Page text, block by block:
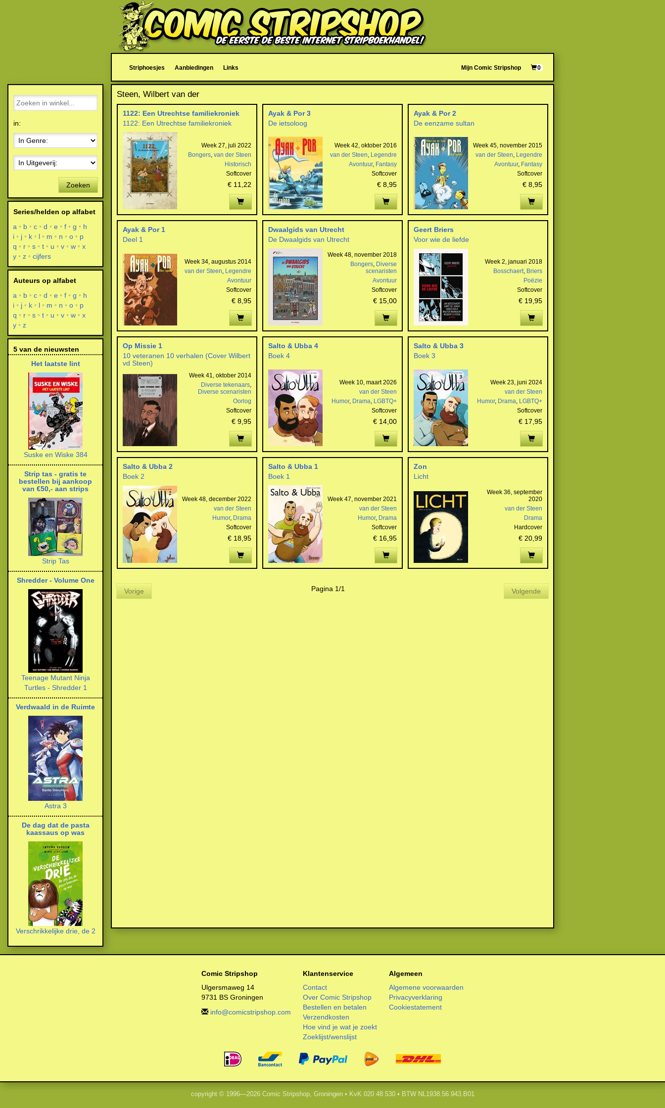
Striphoesjes Aanbiedingen Links Mijn Comic Stripshop 0
Steen, Wilbert van der
1122: Een Utrechtse familiekroniek
1122: Een Utrechtse familiekroniek
Week 27, juli 2022
Bongers, van der Steen
Historisch
Softcover
€ 11,22
Ayak & Por 3
De ietsoloog
Week 42, oktober 2016
van der Steen, Legendre
Avontuur, Fantasy
Softcover
€ 8,95
Ayak & Por 2
De eenzame sultan
Week 45, november 2015
van der Steen, Legendre
Avontuur, Fantasy
Softcover
€ 8,95
Ayak & Por 1
Deel 1
Week 34, augustus 2014
van der Steen, Legendre
Avontuur
Softcover
€ 8,95
Dwaalgids van Utrecht
De Dwaalgids van Utrecht
Week 48, november 2018
Bongers, Diverse
scenaristen
Avontuur
Softcover
€ 15,00
Geert Briers
Voor wie de liefde
Week 2, januari 2018
Bosschaert, Briers
Poëzie
Softcover
€ 19,95
Op Missie 1
10 veteranen 10 verhalen (Cover Wilbert
vd Steen)
Week 41, oktober 2014
Diverse tekenaars,
Diverse scenaristen
Oorlog
Softcover
€ 9,95
Salto & Ubba 4
Boek 4
Week 10, maart 2026
van der Steen
Humor, Drama, LGBTQ+
Softcover
€ 14,00
Salto & Ubba 3
Boek 3
Week 23, juni 2024
van der Steen
Humor, Drama, LGBTQ+
Softcover
€ 17,95
Salto & Ubba 2
Boek 2
Week 48, december 2022
van der Steen
Humor, Drama
Softcover
€ 18,95
Salto & Ubba 1
Boek 1
Week 47, november 2021
van der Steen
Humor, Drama
Softcover
€ 16,95
Zon
Licht
Week 36, september
2020
van der Steen
Drama
Hardcover
€ 20,99
Vorige Pagina 1/1 Volgende
in:
Zoeken
Series/helden op alfabet
a
b c d e f g
h
i
j k l m n o
p
q
r s t u v w
x
y
z cijfers
Auteurs op alfabet
a
b c d e f g
h
i
j k l m n o
p
q
r s t u v w
x
y
z
5 van de nieuwsten
Het laatste lint
Suske en Wiske 384
Strip tas - gratis te
bestellen bij aankoop
van €50,- aan strips
Strip Tas
Shredder - Volume One
Teenage Mutant Ninja
Turtles - Shredder 1
Verdwaald in de Ruimte
Astra 3
De dag dat de pasta
kaassaus op was
Verschrikkelijke drie, de 2
Comic Stripshop
Ulgersmaweg 14
9731 BS Groningen
info@comicstripshop.com
Klantenservice
Contact
Over Comic Stripshop
Bestellen en betalen
Verzendkosten
Hoe vind je wat je zoekt
Zoeklijst/wenslijst
Algemeen
Algemene voorwaarden
Privacyverklaring
Cookiestatement
copyright © 1996—2026 Comic Stripshop, Groningen • KvK 020 48 530 • BTW NL1938.56.943.B01